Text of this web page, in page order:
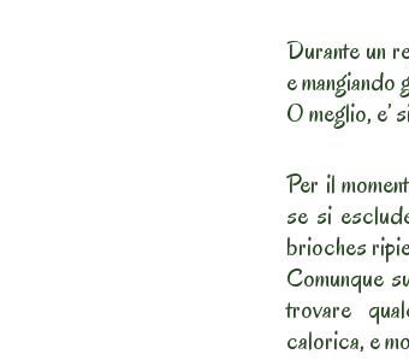
Durante un
e mangiando
O meglio, e’
Per il
se si
brioches
Comunque
trovare
calorica, e